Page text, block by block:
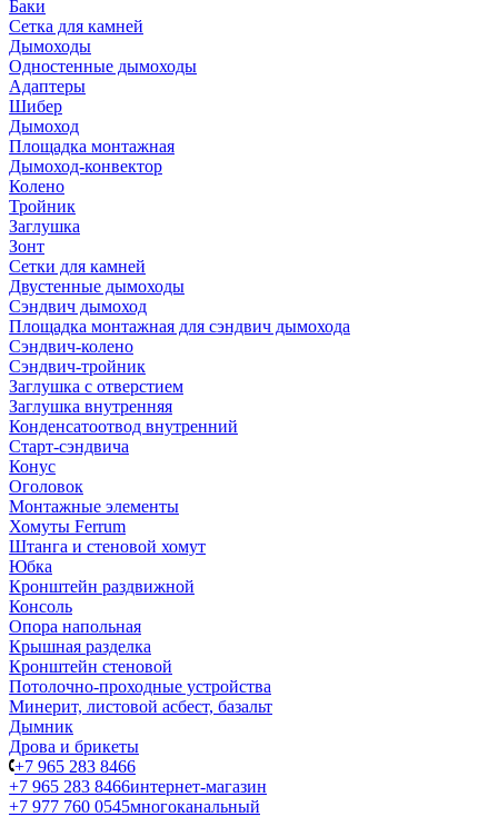
Баки
Сетка для камней
Дымоходы
Одностенные дымоходы
Адаптеры
Шибер
Дымоход
Площадка монтажная
Дымоход-конвектор
Колено
Тройник
Заглушка
Зонт
Сетки для камней
Двустенные дымоходы
Сэндвич дымоход
Площадка монтажная для сэндвич дымохода
Сэндвич-колено
Сэндвич-тройник
Заглушка с отверстием
Заглушка внутренняя
Конденсатоотвод внутренний
Старт-сэндвича
Конус
Оголовок
Монтажные элементы
Хомуты Ferrum
Штанга и стеновой хомут
Юбка
Кронштейн раздвижной
Консоль
Опора напольная
Крышная разделка
Кронштейн стеновой
Потолочно-проходные устройства
Минерит, листовой асбест, базальт
Дымник
Дрова и брикеты
+7 965 283 8466
+7 965 283 8466интернет-магазин
+7 977 760 0545многоканальный